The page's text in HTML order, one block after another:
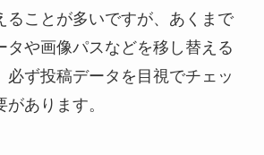
ることが多いですが、あくまで
タや画像パスなどを移し替える
必ず投稿データを目視でチェッ
あります。